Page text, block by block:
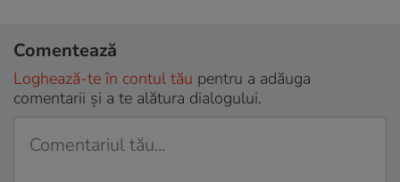
Comentează
Loghează-te în contul tău pentru a adăuga
comentarii și a te alătura dialogului.